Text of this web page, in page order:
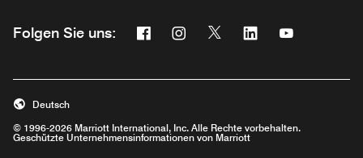
Folgen Sie uns: Facebook
Opens a new window
Instagram
Opens a new window
Twitter
Opens a new window
Linkedin
Opens a new
Opens a
© 1996-2026 Marriott International, Inc. Alle Rechte vorbehalten.
Geschützte Unternehmensinformationen von Marriott
Deutsch